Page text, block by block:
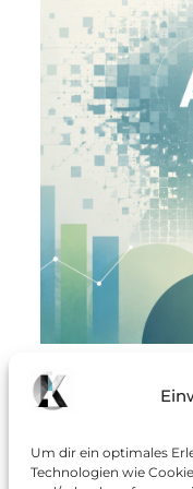
Um dir ein optimales
Technologien wie
Die KI-
Euphorie plötzlich
vor wenigen